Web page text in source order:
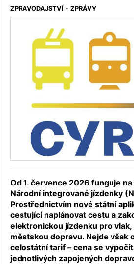
ZPRAVODAJSTVÍ - ZPRÁVY
Od 1. července 2026 funguje
Národní integrované jízdenky
Prostřednictvím nové státní
cestující naplánovat cestu a
elektronickou jízdenku pro
městskou dopravu. Nejde však
celostátní tarif – cena se
jednotlivých zapojených